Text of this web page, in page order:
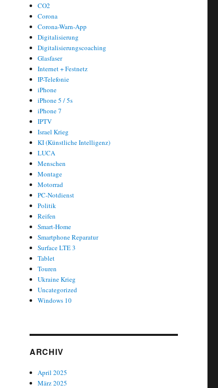
CO2
Corona
Corona-Warn-App
Digitalisierung
Digitalisierungscoaching
Glasfaser
Internet + Festnetz
IP-Telefonie
iPhone
iPhone 5 / 5s
iPhone 7
IPTV
Israel Krieg
KI (Künstliche Intelligenz)
LUCA
Menschen
Montage
Motorrad
PC-Notdienst
Politik
Reifen
Smart-Home
Smartphone Reparatur
Surface LTE 3
Tablet
Touren
Ukraine Krieg
Uncategorized
Windows 10
ARCHIV
April 2025
März 2025